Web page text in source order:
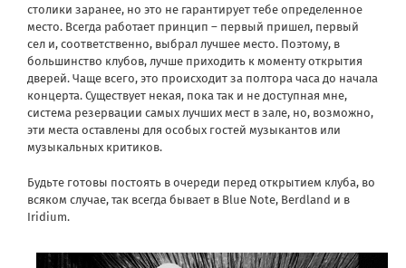
столики заранее, но это не гарантирует тебе определенное
место. Всегда работает принцип – первый пришел, первый
сел и, соответственно, выбрал лучшее место. Поэтому, в
большинство клубов, лучше приходить к моменту открытия
дверей. Чаще всего, это происходит за полтора часа до начала
концерта. Существует некая, пока так и не доступная мне,
система резервации самых лучших мест в зале, но, возможно,
эти места оставлены для особых гостей музыкантов или
музыкальных критиков.
Будьте готовы постоять в очереди перед открытием клуба, во
всяком случае, так всегда бывает в Blue Note, Berdland и в
Iridium.